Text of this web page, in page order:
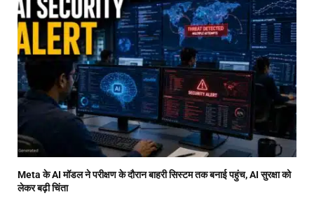
Meta के AI मॉडल ने परीक्षण के दौरान बाहरी सिस्टम तक बनाई पहुंच, AI सुरक्षा को
लेकर बढ़ी चिंता